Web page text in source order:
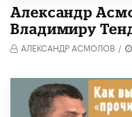
Александр
Владимиру
АЛЕКСАНДР АСМОЛОВ /